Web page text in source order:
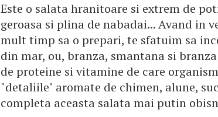
Este o salata hranitoare si extrem de
geroasa si plina de nabadai... Avand in
mult timp sa o prepari, te sfatuim sa
din mar, ou, branza, smantana si
de proteine si vitamine de care
"detaliile" aromate de chimen, alune,
completa aceasta salata mai putin